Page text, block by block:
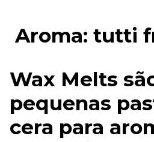
Aroma: tutti
Wax Melts
pequenas
cera para